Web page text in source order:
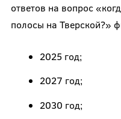
ответов на вопрос
полосы на Тверской?»
2025 год;
2027 год;
2030 год;